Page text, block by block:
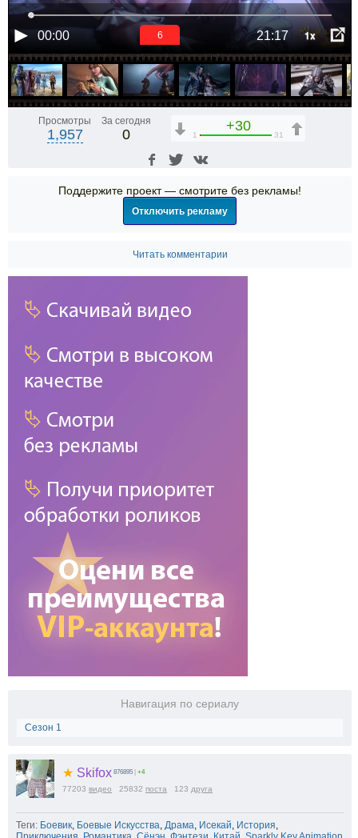
00:00 21:17 1x
6
Просмотры
1,957
За сегодня
0
+30
1 31
Поддержите проект — смотрите без рекламы!
Отключить рекламу
Читать комментарии
Навигация по сериалу
Сезон 1
★ Skifox 876895 +4
77203 видео 25832 поста 123 друга
Теги: Боевик, Боевые Искусства, Драма, Исекай, История,